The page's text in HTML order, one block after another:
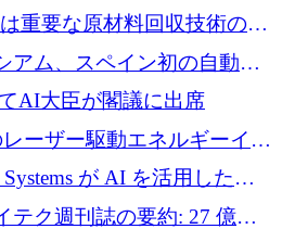
5,200 万ドルで評価額 13 億
は重要な原材料回収技術の拡
ロを確保
アム、スペイン初の自動木
設にEU補助金4,800万ユ
AI大臣が閣議に出席
ーザー駆動エネルギーイン
万ユーロを調達
が AI を活用したイ
するために 16 万ユーロを確
テク週刊誌の要約: 27 億ユ